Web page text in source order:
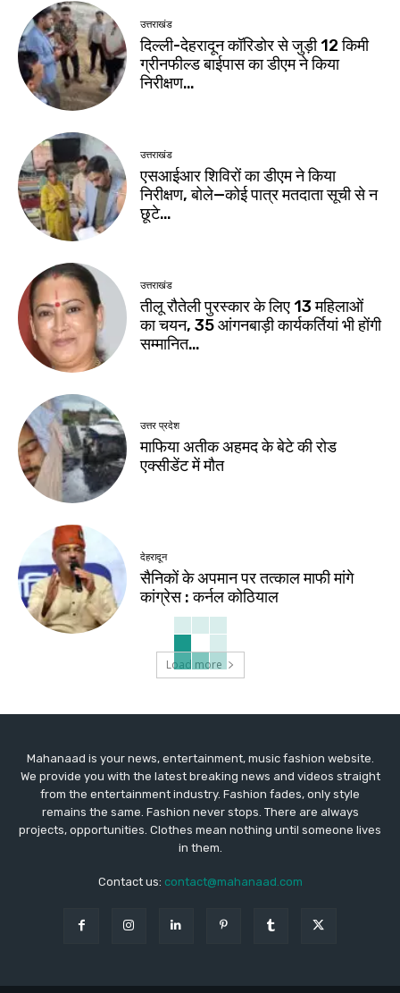
उत्तराखंड
दिल्ली-देहरादून कॉरिडोर से जुड़ी 12 किमी
ग्रीनफील्ड बाईपास का डीएम ने किया
निरीक्षण…
उत्तराखंड
एसआईआर शिविरों का डीएम ने किया
निरीक्षण, बोले—कोई पात्र मतदाता सूची से न
छूटे…
उत्तराखंड
तीलू रौतेली पुरस्कार के लिए 13 महिलाओं
का चयन, 35 आंगनबाड़ी कार्यकर्तियां भी होंगी
सम्मानित…
उत्तर प्रदेश
माफिया अतीक अहमद के बेटे की रोड
एक्सीडेंट में मौत
देहरादून
सैनिकों के अपमान पर तत्काल माफी मांगे
कांग्रेस : कर्नल कोठियाल
Load more
Mahanaad is your news, entertainment, music fashion website.
We provide you with the latest breaking news and videos straight
from the entertainment industry. Fashion fades, only style
remains the same. Fashion never stops. There are always
projects, opportunities. Clothes mean nothing until someone lives
in them.
Contact us: contact@mahanaad.com